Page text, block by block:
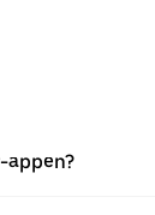
appen?